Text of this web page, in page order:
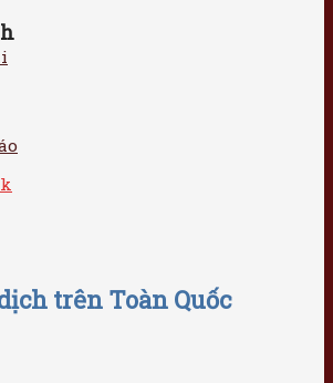
trên Toàn Quốc